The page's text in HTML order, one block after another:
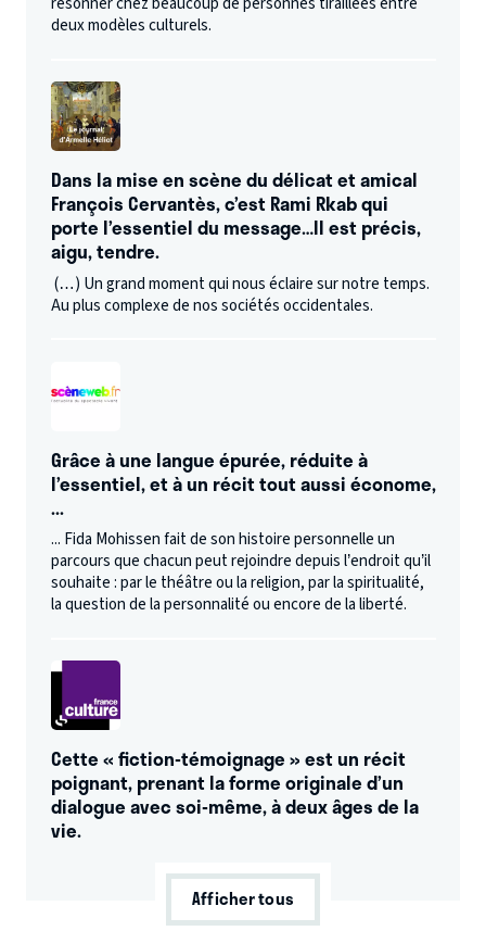
deux modèles culturels.
Dans la mise en scène du délicat et amical
François Cervantès, c’est Rami Rkab qui
porte l’essentiel du message…Il est précis,
aigu, tendre.
(…) Un grand moment qui nous éclaire sur notre temps.
Au plus complexe de nos sociétés occidentales.
Grâce à une langue épurée, réduite à
l’essentiel, et à un récit tout aussi économe,
...
... Fida Mohissen fait de son histoire personnelle un
parcours que chacun peut rejoindre depuis l’endroit qu’il
souhaite : par le théâtre ou la religion, par la spiritualité,
la question de la personnalité ou encore de la liberté.
Cette « fiction-témoignage » est un récit
poignant, prenant la forme originale d’un
dialogue avec soi-même, à deux âges de la
vie.
Afficher tous